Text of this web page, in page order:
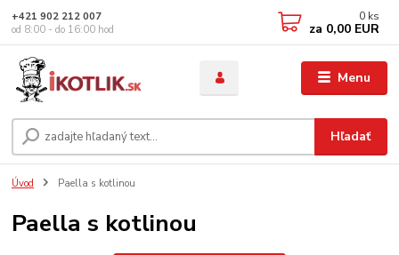
Menu
Hľadať
+421 902 212 007
od 8:00 - do 16:00 hod
0 ks
za 0,00 EUR
Úvod Paella s kotlinou
Paella s kotlinou